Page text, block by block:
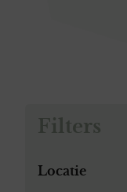
Filters
Locatie